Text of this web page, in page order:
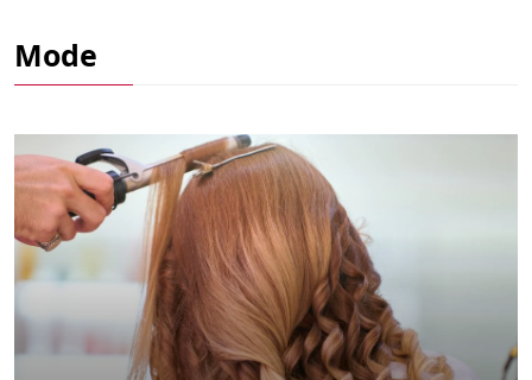
ModeQu'est-ce que le style bon chic bon genre
?